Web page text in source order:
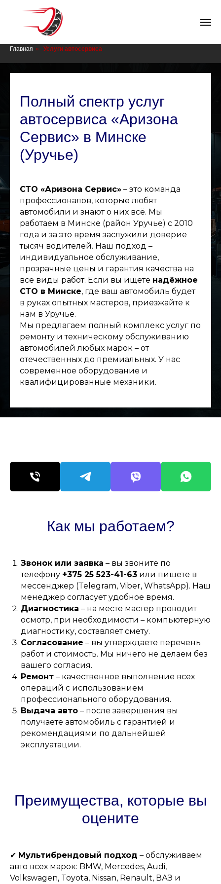
Главная » Услуги автосервиса
Полный спектр услуг
автосервиса «Аризона
Сервис» в Минске
(Уручье)
СТО «Аризона Сервис» – это команда
профессионалов, которые любят
автомобили и знают о них всё. Мы
работаем в Минске (район Уручье) с 2010
года и за это время заслужили доверие
тысяч водителей. Наш подход –
индивидуальное обслуживание,
прозрачные цены и гарантия качества на
все виды работ. Если вы ищете надёжное
СТО в Минске, где ваш автомобиль будет
в руках опытных мастеров, приезжайте к
нам в Уручье.
Мы предлагаем полный комплекс услуг по
ремонту и техническому обслуживанию
автомобилей любых марок – от
отечественных до премиальных. У нас
современное оборудование и
квалифицированные механики.
Как мы работаем?
Звонок или заявка – вы звоните по
телефону +375 25 523-41-63 или пишете в
мессенджер (Telegram, Viber, WhatsApp). Наш
менеджер согласует удобное время.
Диагностика – на месте мастер проводит
осмотр, при необходимости – компьютерную
диагностику, составляет смету.
Согласование – вы утверждаете перечень
работ и стоимость. Мы ничего не делаем без
вашего согласия.
Ремонт – качественное выполнение всех
операций с использованием
профессионального оборудования.
Выдача авто – после завершения вы
получаете автомобиль с гарантией и
рекомендациями по дальнейшей
эксплуатации.
Преимущества, которые вы
оцените
✔ Мультибрендовый подход – обслуживаем
авто всех марок: BMW, Mercedes, Audi,
Volkswagen, Toyota, Nissan, Renault, ВАЗ и